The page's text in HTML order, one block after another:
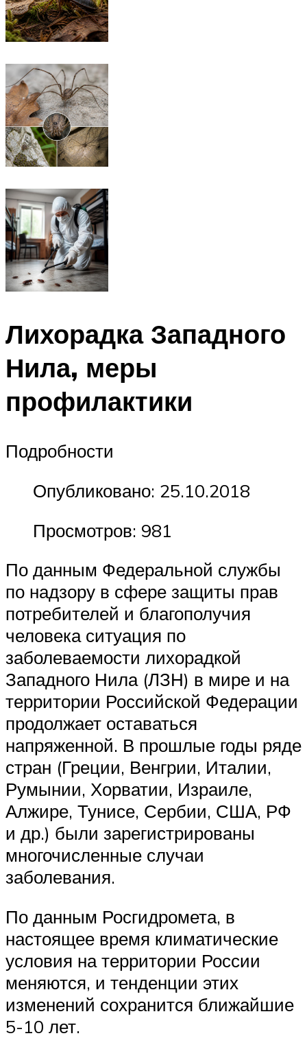
Лихорадка Западного
Нила, меры
профилактики
Подробности
Опубликовано: 25.10.2018
Просмотров: 981
По данным Федеральной службы
по надзору в сфере защиты прав
потребителей и благополучия
человека ситуация по
заболеваемости лихорадкой
Западного Нила (ЛЗН) в мире и на
территории Российской Федерации
продолжает оставаться
напряженной. В прошлые годы ряде
стран (Греции, Венгрии, Италии,
Румынии, Хорватии, Израиле,
Алжире, Тунисе, Сербии, США, РФ
и др.) были зарегистрированы
многочисленные случаи
заболевания.
По данным Росгидромета, в
настоящее время климатические
условия на территории России
меняются, и тенденции этих
изменений сохранится ближайшие
5-10 лет.